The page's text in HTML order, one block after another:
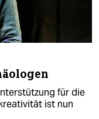
für die
ist nun